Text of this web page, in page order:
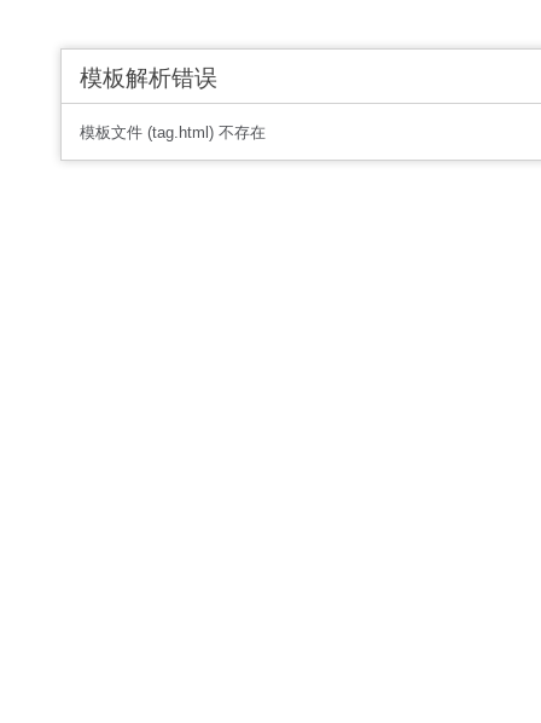
模板解析错误
模板文件 (tag.html) 不存在